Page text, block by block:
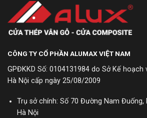
CÔNG TY CỔ PHẦN ALUMAX VIỆT NAM
GPĐKKD Số: 0104131984 do Sở Kế
Hà Nội cấp ngày 25/08/2009
Trụ sở chính: Số 70 Đường Nam Đuống,
Hà Nội